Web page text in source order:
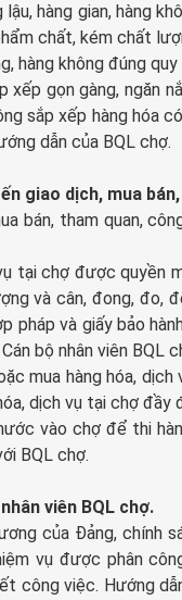
hàng gian, hàng
chất, kém chất
hàng không đúng
xếp gọn gàng, ngăn
sắp xếp hàng hóa
dẫn của BQL chợ.
giao dịch, mua
bán, tham quan,
tại chợ được quyền
và cân, đong, đo,
pháp và giấy bảo
bộ nhân viên BQL
mua hàng hóa,
dịch vụ tại chợ đầy
vào chợ để thi
BQL chợ.
viên BQL chợ.
của Đảng, chính
vụ được phân
công việc. Hướng